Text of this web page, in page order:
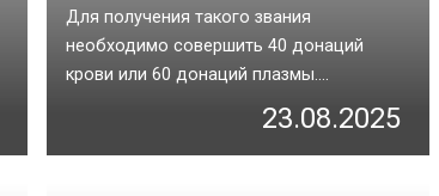
Для получения такого звания
необходимо совершить 40 донаций
крови или 60 донаций плазмы....
23.08.2025